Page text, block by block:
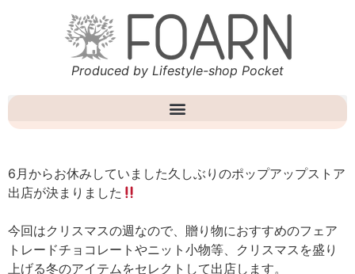
Produced by Lifestyle-shop Pocket
6月からお休みしていました久しぶりのポップアップストア
出店が決まりました
今回はクリスマスの週なので、贈り物におすすめのフェア
トレードチョコレートやニット小物等、クリスマスを盛り
上げる冬のアイテムをセレクトして出店します。